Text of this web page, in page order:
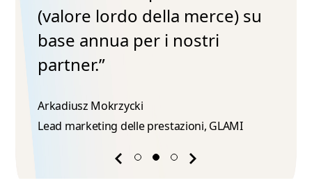
Previous
(valore lordo della merce) su
base annua per i nostri
partner.”
Arkadiusz Mokrzycki​
Lead marketing delle prestazioni, GLAMI